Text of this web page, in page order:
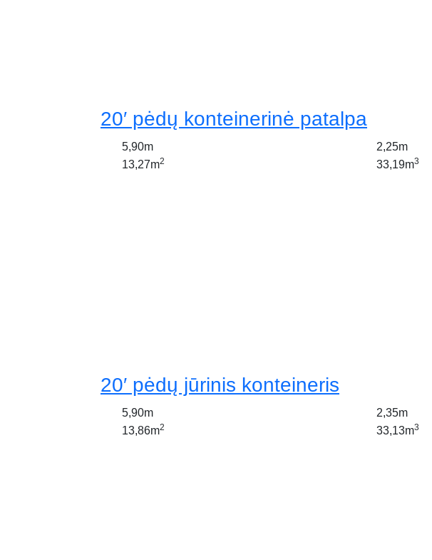
20′ pėdų konteinerinė patalpa
5,90m 2,25m
13,27m2 33,19m3
20′ pėdų jūrinis konteineris
5,90m 2,35m
13,86m2 33,13m3